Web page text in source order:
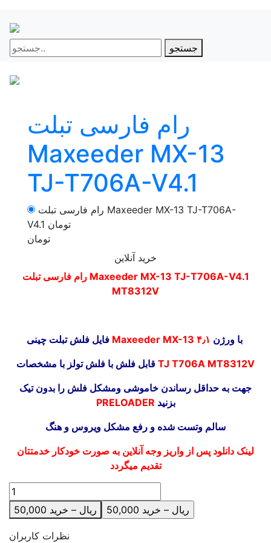
جستجو
رام فارسی تبلت
Maxeeder MX-13
TJ-T706A-V4.1
رام فارسی تبلت Maxeeder MX-13 TJ-T706A-
V4.1 تومان
تومان
خرید آنلاین
رام فارسی تبلت Maxeeder MX-13 TJ-T706A-V4.1
MT8312V
فایل فلش تبلت چینیMaxeeder MX-13 با ورژن ۴٫۱
TJ T706A MT8312V
جهت به حداقل رساندن خاموشی ومشکل فلش را بدون تیک
PRELOADER بزنید
سالم وتست شده و رفع مشکل ویروس و هنگ
لینک دانلود پس از واریز وجه آنلاین به صورت خودکار خدمتتان
تقدیم میگردد
50,000 ریال – خرید
نظرات کاربران